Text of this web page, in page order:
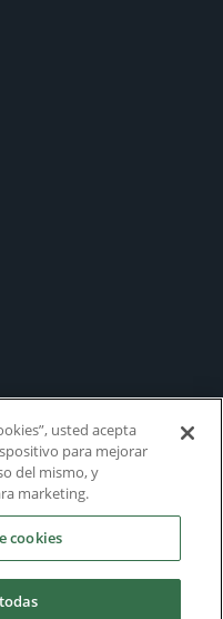
usted acepta
para mejorar
del mismo, y
marketing.
cookies